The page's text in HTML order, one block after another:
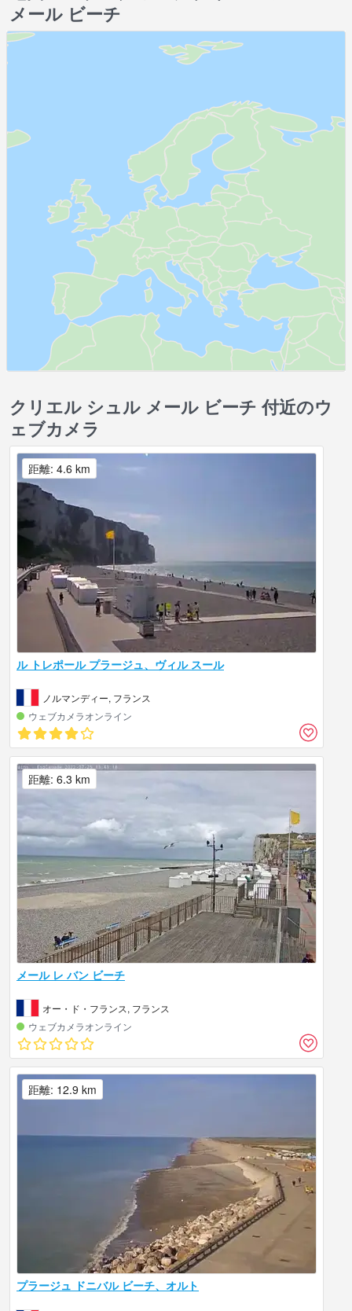
メール ビーチ
クリエル シュル メール ビーチ 付近のウ
ェブカメラ
ル トレポール プラージュ、ヴィル スール
ノルマンディー, フランス
ウェブカメラオンライン
距離: 4.6 km
メール レ バン ビーチ
オー・ド・フランス, フランス
ウェブカメラオンライン
距離: 6.3 km
プラージュ ドニバル ビーチ、オルト
距離: 12.9 km